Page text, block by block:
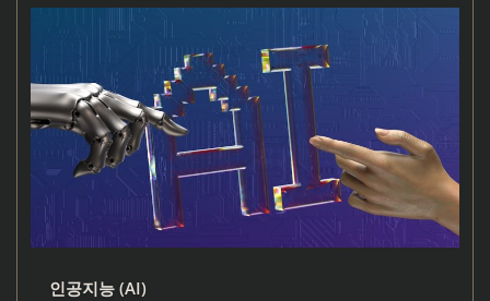
인공지능 (AI)